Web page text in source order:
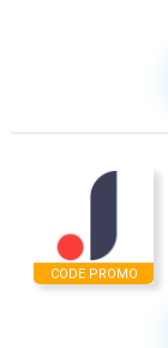
CODE PROMO